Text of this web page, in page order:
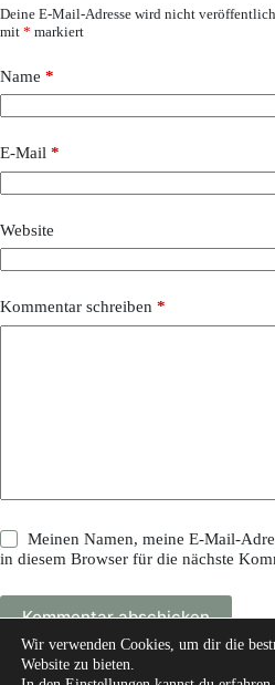
Deine E-Mail-Adresse wird nicht
mit * markiert
Name *
E-Mail *
Website
Kommentar schreiben *
Meinen Namen, meine E-Mail-
in diesem Browser für die nächste
Kommentar abschicken
Wir verwenden Cookies, um dir die
Website zu bieten.